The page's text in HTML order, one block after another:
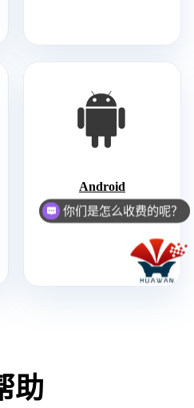
Android
助
你们是怎么收费的呢？
现在有优惠活动么？